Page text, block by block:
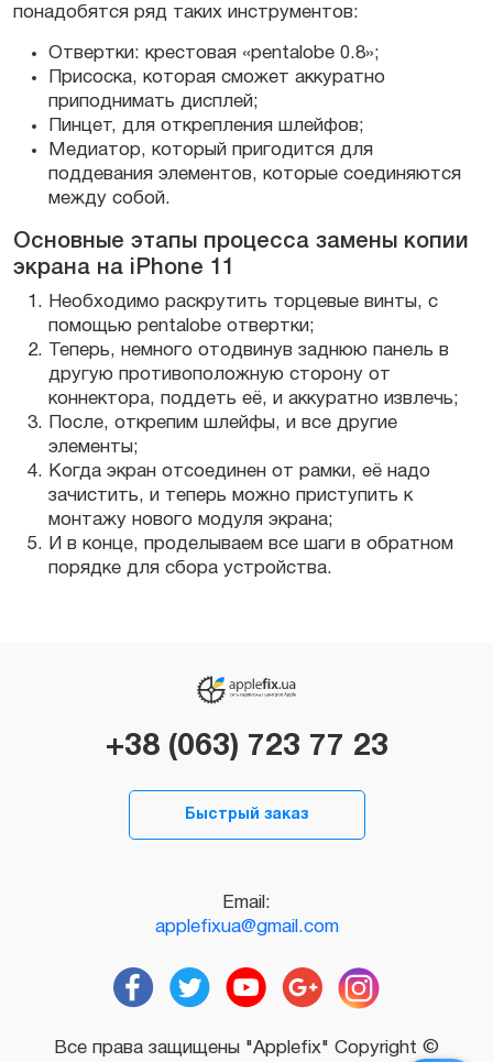
понадобятся ряд таких инструментов:
Отвертки: крестовая «pentalobe 0.8»;
Присоска, которая сможет аккуратно
приподнимать дисплей;
Пинцет, для открепления шлейфов;
Медиатор, который пригодится для
поддевания элементов, которые соединяются
между собой.
Основные этапы процесса замены копии
экрана на iPhone 11
Необходимо раскрутить торцевые винты, с
помощью pentalobe отвертки;
Теперь, немного отодвинув заднюю панель в
другую противоположную сторону от
коннектора, поддеть её, и аккуратно извлечь;
После, открепим шлейфы, и все другие
элементы;
Когда экран отсоединен от рамки, её надо
зачистить, и теперь можно приступить к
монтажу нового модуля экрана;
И в конце, проделываем все шаги в обратном
порядке для сбора устройства.
+38 (063) 723 77 23
Быстрый заказ
Email:
applefixua@gmail.com
Все права защищены "Applefix" Copyright ©